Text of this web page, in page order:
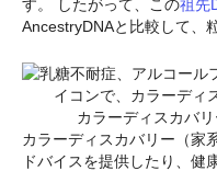
す。 したがって、この祖先
AncestryDNAと比較して、
カラーディスカバ
カラーディスカバリー（家
ドバイスを提供したり、健